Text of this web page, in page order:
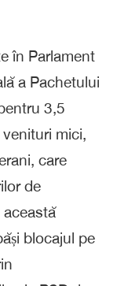
în Parlament
a Pachetului
3,5
mici,
care
de
blocajul pe